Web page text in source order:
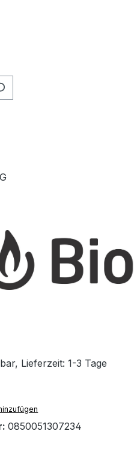
Lieferzeit: 1-3 Tage
0850051307234